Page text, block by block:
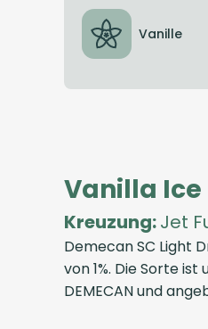
Vanille
Vanilla Ice
Kreuzung:Jet
Demecan SC Light
von 1%. Die Sorte
DEMECANund